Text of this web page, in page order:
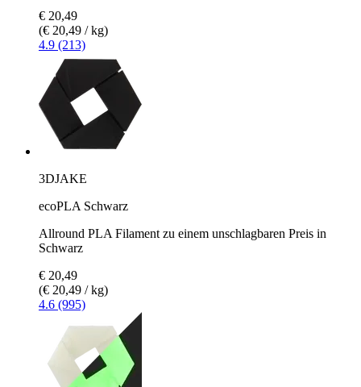
€ 20,49
(€ 20,49 / kg)
4.9 (213)
3DJAKE
ecoPLA Schwarz
Allround PLA Filament zu einem unschlagbaren Preis in
Schwarz
€ 20,49
(€ 20,49 / kg)
4.6 (995)